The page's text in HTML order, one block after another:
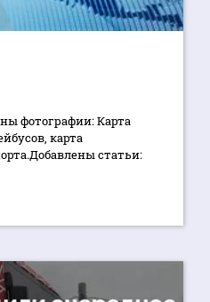
фотографии: Карта
карта
статьи: